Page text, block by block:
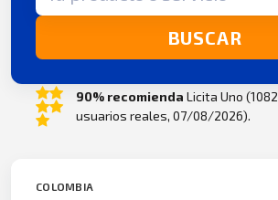
BUSCAR
90% recomienda Licita Uno (1082
usuarios reales, 07/08/2026).
COLOMBIA